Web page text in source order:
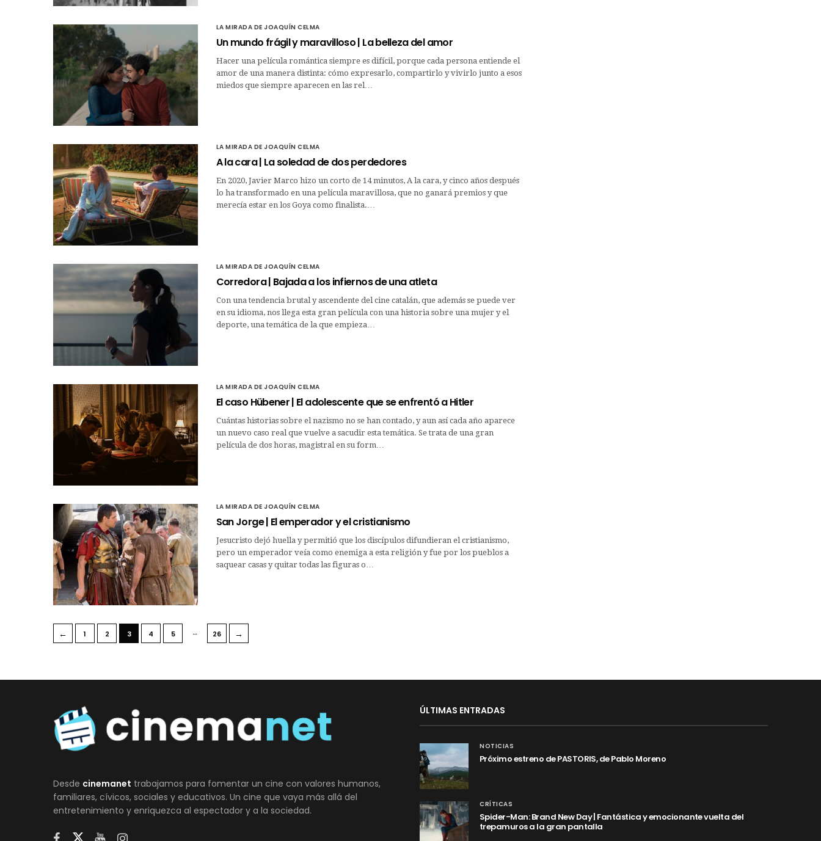
LA MIRADA DE JOAQUÍN CELMA
Un mundo frágil y maravilloso | La belleza del amor
Hacer una película romántica siempre es difícil, porque cada persona entiende el
amor de una manera distinta: cómo expresarlo, compartirlo y vivirlo junto a esos
miedos que siempre aparecen en las rel…
LA MIRADA DE JOAQUÍN CELMA
A la cara | La soledad de dos perdedores
En 2020, Javier Marco hizo un corto de 14 minutos, A la cara, y cinco años después
lo ha transformado en una película maravillosa, que no ganará premios y que
merecía estar en los Goya como finalista.…
LA MIRADA DE JOAQUÍN CELMA
Corredora | Bajada a los infiernos de una atleta
Con una tendencia brutal y ascendente del cine catalán, que además se puede ver
en su idioma, nos llega esta gran película con una historia sobre una mujer y el
deporte, una temática de la que empieza…
LA MIRADA DE JOAQUÍN CELMA
El caso Hübener | El adolescente que se enfrentó a Hitler
Cuántas historias sobre el nazismo no se han contado, y aun así cada año aparece
un nuevo caso real que vuelve a sacudir esta temática. Se trata de una gran
película de dos horas, magistral en su form…
LA MIRADA DE JOAQUÍN CELMA
San Jorge | El emperador y el cristianismo
Jesucristo dejó huella y permitió que los discípulos difundieran el cristianismo,
pero un emperador veía como enemiga a esta religión y fue por los pueblos a
saquear casas y quitar todas las figuras o…
← 1 2 3 4 5 … 26 →
Desde cinemanet trabajamos para fomentar un cine con valores humanos,
familiares, cívicos, sociales y educativos. Un cine que vaya más allá del
entretenimiento y enriquezca al espectador y a la sociedad.
ÚLTIMAS ENTRADAS
NOTICIAS
Próximo estreno de PASTORIS, de Pablo Moreno
CRÍTICAS
Spider-Man: Brand New Day | Fantástica y emocionante vuelta del
trepamuros a la gran pantalla